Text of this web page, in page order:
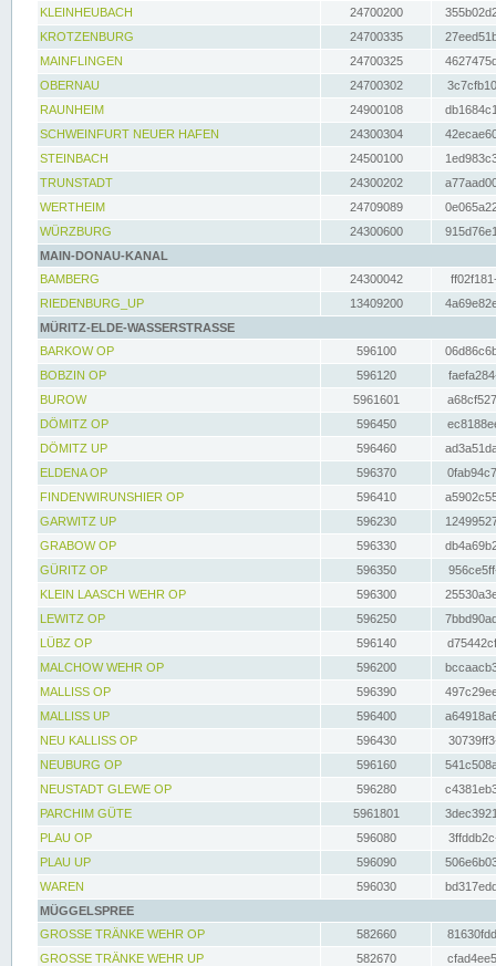
KLEINHEUBACH 24700200
KROTZENBURG
24700335
MAINFLINGEN
24700325
OBERNAU
24700302
RAUNHEIM
24900108
SCHWEINFURT NEUER HAFEN
24300304
STEINBACH
24500100
TRUNSTADT
24300202
WERTHEIM
24709089
WÜRZBURG
24300600
MAIN-DONAU-KANAL
BAMBERG
24300042
RIEDENBURG_UP
13409200
MÜRITZ-ELDE-WASSERSTRASSE
BARKOW OP
596100
BOBZIN OP
596120
BUROW
5961601
DÖMITZ OP
596450
DÖMITZ UP
596460
ELDENA OP
596370
FINDENWIRUNSHIER OP
596410
GARWITZ UP
596230
GRABOW OP
596330
GÜRITZ OP
596350
KLEIN LAASCH WEHR OP
596300
LEWITZ OP
596250
LÜBZ OP
596140
MALCHOW WEHR OP
596200
MALLISS OP
596390
MALLISS UP
596400
NEU KALLISS OP
596430
NEUBURG OP
596160
NEUSTADT GLEWE OP
596280
PARCHIM GÜTE
5961801
PLAU OP
596080
PLAU UP
596090
WAREN
596030
MÜGGELSPREE
GROSSE TRÄNKE WEHR OP
582660
GROSSE TRÄNKE WEHR UP
582670